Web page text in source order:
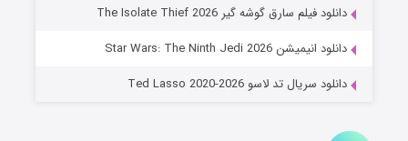
قسمت۱۴ (زیرنویس) منتشر شد
دانلود فیلم سارق گوشه گیر The Isolate Thief 2026
دانلود انیمیشن Star Wars: The Ninth Jedi 2026
دانلود سریال تد لاسو Ted Lasso 2020-2026